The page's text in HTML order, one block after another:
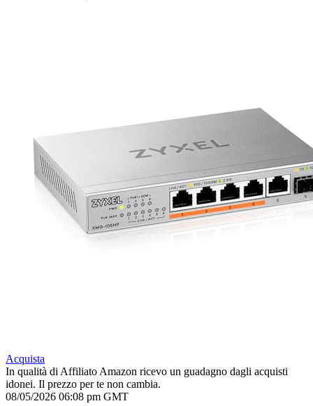
Acquista
In qualità di Affiliato Amazon ricevo un guadagno dagli acquisti
idonei. Il prezzo per te non cambia.
08/05/2026 06:08 pm GMT